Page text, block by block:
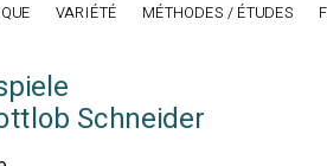
VARIÉTÉ MÉTHODES / ÉTUDES
Schneider